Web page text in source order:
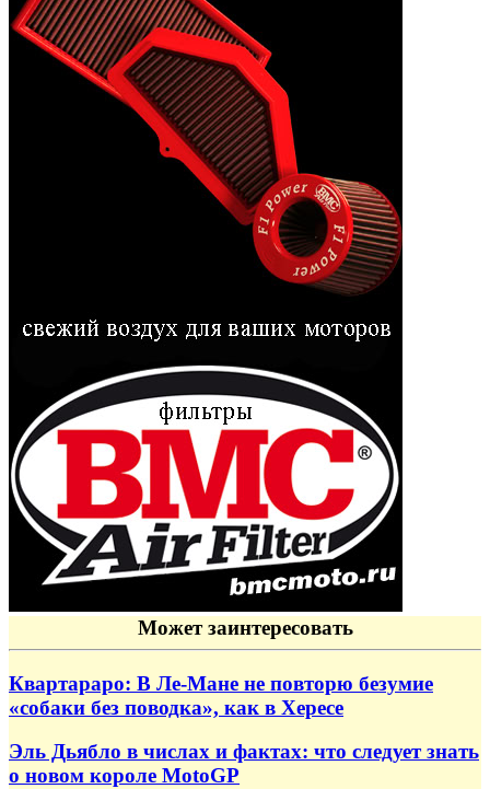
Может заинтересовать
Квартараро: В Ле-Мане не повторю безумие
«собаки без поводка», как в Хересе
Эль Дьябло в числах и фактах: что следует знать
о новом короле MotoGP